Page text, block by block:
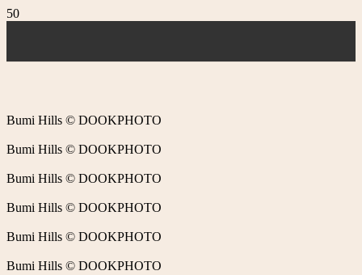
Bumi Hills © DOOKPHOTO
Bumi Hills © DOOKPHOTO
Bumi Hills © DOOKPHOTO
Bumi Hills © DOOKPHOTO
Bumi Hills © DOOKPHOTO
Bumi Hills © DOOKPHOTO